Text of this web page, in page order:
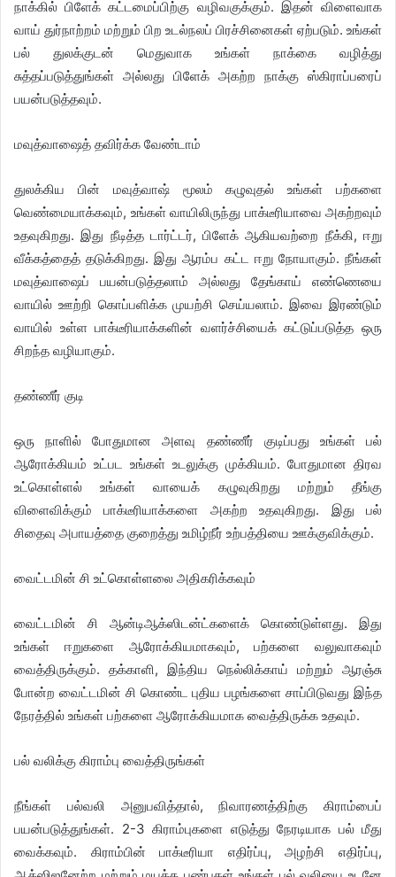
நாக்கில் பிளேக் கட்டமைப்பிற்கு வழிவகுக்கும். இதன் விளைவாக
வாய் துர்நாற்றம் மற்றும் பிற உடல்நலப் பிரச்சினைகள் ஏற்படும். உங்கள்
பல் துலக்குடன் மெதுவாக உங்கள் நாக்கை வழித்து
சுத்தப்படுத்துங்கள் அல்லது பிளேக் அகற்ற நாக்கு ஸ்கிராப்பரைப்
பயன்படுத்தவும்.
மவுத்வாஷைத் தவிர்க்க வேண்டாம்
துலக்கிய பின் மவுத்வாஷ் மூலம் கழுவுதல் உங்கள் பற்களை
வெண்மையாக்கவும், உங்கள் வாயிலிருந்து பாக்டீரியாவை அகற்றவும்
உதவுகிறது. இது நீடித்த டார்ட்டர், பிளேக் ஆகியவற்றை நீக்கி, ஈறு
வீக்கத்தைத் தடுக்கிறது. இது ஆரம்ப கட்ட ஈறு நோயாகும். நீங்கள்
மவுத்வாஷைப் பயன்படுத்தலாம் அல்லது தேங்காய் எண்ணெயை
வாயில் ஊற்றி கொப்பளிக்க முயற்சி செய்யலாம். இவை இரண்டும்
வாயில் உள்ள பாக்டீரியாக்களின் வளர்ச்சியைக் கட்டுப்படுத்த ஒரு
சிறந்த வழியாகும்.
தண்ணீர் குடி
ஒரு நாளில் போதுமான அளவு தண்ணீர் குடிப்பது உங்கள் பல்
ஆரோக்கியம் உட்பட உங்கள் உடலுக்கு முக்கியம். போதுமான திரவ
உட்கொள்ளல் உங்கள் வாயைக் கழுவுகிறது மற்றும் தீங்கு
விளைவிக்கும் பாக்டீரியாக்களை அகற்ற உதவுகிறது. இது பல்
சிதைவு அபாயத்தை குறைத்து உமிழ்நீர் உற்பத்தியை ஊக்குவிக்கும்.
வைட்டமின் சி உட்கொள்ளலை அதிகரிக்கவும்
வைட்டமின் சி ஆன்டிஆக்ஸிடன்ட்களைக் கொண்டுள்ளது. இது
உங்கள் ஈறுகளை ஆரோக்கியமாகவும், பற்களை வலுவாகவும்
வைத்திருக்கும். தக்காளி, இந்திய நெல்லிக்காய் மற்றும் ஆரஞ்சு
போன்ற வைட்டமின் சி கொண்ட புதிய பழங்களை சாப்பிடுவது இந்த
நேரத்தில் உங்கள் பற்களை ஆரோக்கியமாக வைத்திருக்க உதவும்.
பல் வலிக்கு கிராம்பு வைத்திருங்கள்
நீங்கள் பல்வலி அனுபவித்தால், நிவாரணத்திற்கு கிராம்பைப்
பயன்படுத்துங்கள். 2-3 கிராம்புகளை எடுத்து நேரடியாக பல் மீது
வைக்கவும். கிராம்பின் பாக்டீரியா எதிர்ப்பு, அழற்சி எதிர்ப்பு,